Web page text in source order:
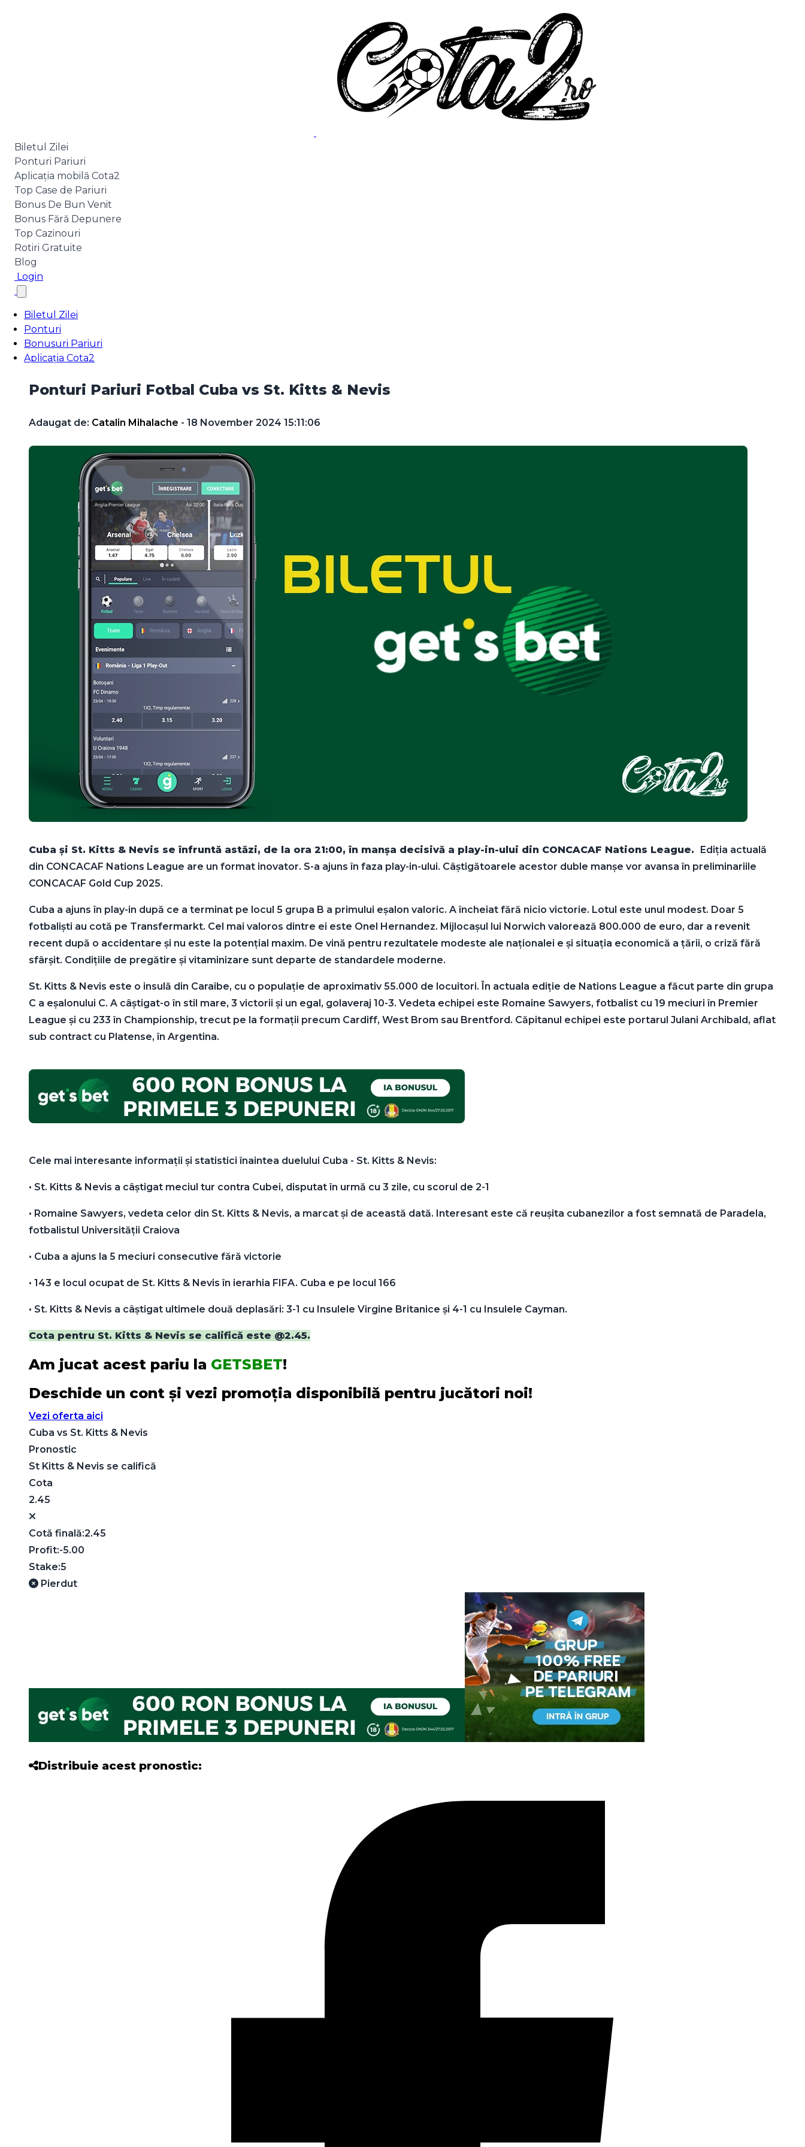
Biletul Zilei
Ponturi Pariuri
Aplicația mobilă Cota2
Top Case de Pariuri
Bonus De Bun Venit
Bonus Fără Depunere
Top Cazinouri
Rotiri Gratuite
Blog
Login
Biletul Zilei
Ponturi
Bonusuri Pariuri
Aplicația Cota2
Ponturi Pariuri Fotbal Cuba vs St. Kitts & Nevis
Adaugat de: Catalin Mihalache - 18 November 2024 15:11:06
Cuba și St. Kitts & Nevis se înfruntă astăzi, de la ora 21:00, în manșa decisivă a play-in-ului din CONCACAF Nations League. Ediția actuală
din CONCACAF Nations League are un format inovator. S-a ajuns în faza play-in-ului. Câștigătoarele acestor duble manșe vor avansa în preliminariile
CONCACAF Gold Cup 2025.
Cuba a ajuns în play-in după ce a terminat pe locul 5 grupa B a primului eșalon valoric. A încheiat fără nicio victorie. Lotul este unul modest. Doar 5
fotbaliști au cotă pe Transfermarkt. Cel mai valoros dintre ei este Onel Hernandez. Mijlocașul lui Norwich valorează 800.000 de euro, dar a revenit
recent după o accidentare și nu este la potențial maxim. De vină pentru rezultatele modeste ale naționalei e și situația economică a țării, o criză fără
sfârșit. Condițiile de pregătire și vitaminizare sunt departe de standardele moderne.
St. Kitts & Nevis este o insulă din Caraibe, cu o populație de aproximativ 55.000 de locuitori. În actuala ediție de Nations League a făcut parte din grupa
C a eșalonului C. A câștigat-o în stil mare, 3 victorii și un egal, golaveraj 10-3. Vedeta echipei este Romaine Sawyers, fotbalist cu 19 meciuri în Premier
League și cu 233 în Championship, trecut pe la formații precum Cardiff, West Brom sau Brentford. Căpitanul echipei este portarul Julani Archibald, aflat
sub contract cu Platense, în Argentina.
Cele mai interesante informații și statistici înaintea duelului Cuba - St. Kitts & Nevis:
•⁠ ⁠St. Kitts & Nevis a câștigat meciul tur contra Cubei, disputat în urmă cu 3 zile, cu scorul de 2-1
•⁠ ⁠Romaine Sawyers, vedeta celor din St. Kitts & Nevis, a marcat și de această dată. Interesant este că reușita cubanezilor a fost semnată de Paradela,
fotbalistul Universității Craiova
•⁠ ⁠Cuba a ajuns la 5 meciuri consecutive fără victorie
•⁠ ⁠143 e locul ocupat de St. Kitts & Nevis în ierarhia FIFA. Cuba e pe locul 166
•⁠ ⁠St. Kitts & Nevis a câștigat ultimele două deplasări: 3-1 cu Insulele Virgine Britanice și 4-1 cu Insulele Cayman.
Cota pentru St. Kitts & Nevis se califică este @2.45.
Am jucat acest pariu la GETSBET!
Deschide un cont și vezi promoția disponibilă pentru jucători noi!
Vezi oferta aici
Cuba vs St. Kitts & Nevis
Pronostic
St Kitts & Nevis se califică
Cota
2.45
Cotă finală:2.45
Profit:-5.00
Stake:5
Pierdut
Distribuie acest pronostic: